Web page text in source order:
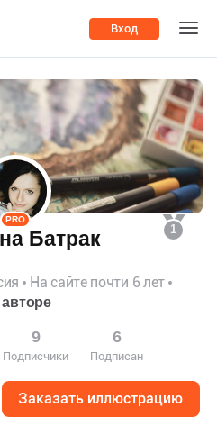
Вход
1
PRO
Батрак
На сайте почти 6 лет
9
Подписчики
6
Подписан
Заказать иллюстрацию